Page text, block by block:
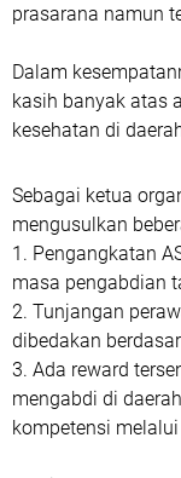
prasarana namun
Dalam
kasih banyak atas
kesehatan di
Sebagai ketua
mengusulkan
1. Pengangkatan
masa pengabdian
2. Tunjangan
dibedakan
3. Ada reward
mengabdi di
kompetensi